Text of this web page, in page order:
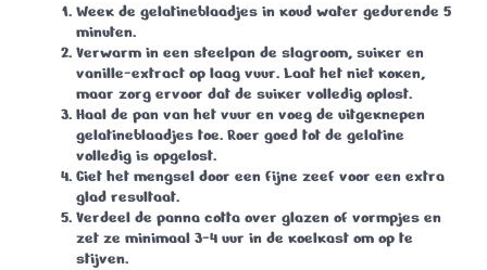
Week de gelatineblaadjes in koud water gedurende 5
minuten.
Verwarm in een steelpan de slagroom, suiker en
vanille-extract op laag vuur. Laat het niet koken,
maar zorg ervoor dat de suiker volledig oplost.
Haal de pan van het vuur en voeg de uitgeknepen
gelatineblaadjes toe. Roer goed tot de gelatine
volledig is opgelost.
Giet het mengsel door een fijne zeef voor een extra
glad resultaat.
Verdeel de panna cotta over glazen of vormpjes en
zet ze minimaal 3-4 uur in de koelkast om op te
stijven.